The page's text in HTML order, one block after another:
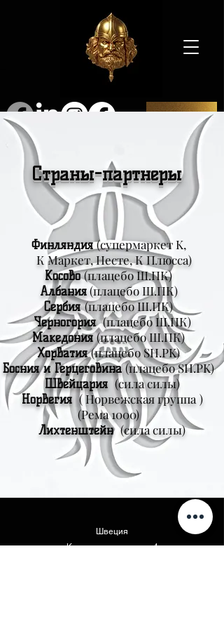
SHOP
Страны-партнеры
Финляндия (супермаркет K,
К Маркет, Несте, К Плюсса)
Косово (плацебо Ш.ПК)
Албания (плацебо Ш.ПК)
Сербия (плацебо Ш.ПК)
Черногория (плацебо Ш.ПК)
Македония (плацебо Ш.ПК)
Хорватия (плацебо SH.PK)
Босния и Герцеговина (плацебо SH.PK)
Швейцария (сила силы)
Норвегия ( Норвежская группа )
(Рема 1000)
Лихтенштейн (сила силы)
Швеция
Кунгстрадгардсгатан 4